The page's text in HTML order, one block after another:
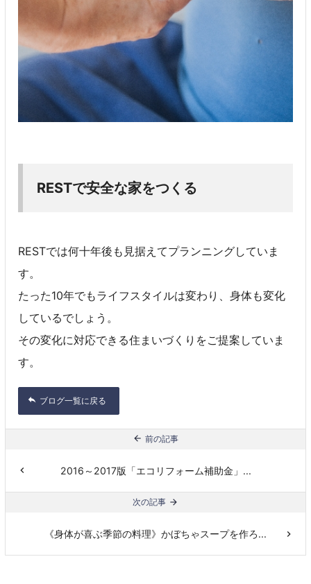
RESTで安全な家をつくる
RESTでは何十年後も見据えてプランニングしていま
す。
たった10年でもライフスタイルは変わり、身体も変化
しているでしょう。
その変化に対応できる住まいづくりをご提案していま
す。
ブログ一覧に戻る
前の記事
2016～2017版「エコリフォーム補助金」...
次の記事
《身体が喜ぶ季節の料理》かぼちゃスープを作ろ...